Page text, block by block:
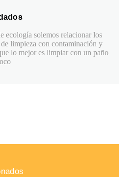
ecología solemos relacionar los
limpieza con contaminación y
lo mejor es limpiar con un paño